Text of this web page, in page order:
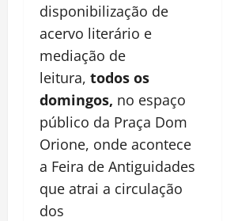
disponibilização de
acervo literário e
mediação de
leitura, todos os
domingos, no espaço
público da Praça Dom
Orione, onde acontece
a Feira de Antiguidades
que atrai a circulação
dos